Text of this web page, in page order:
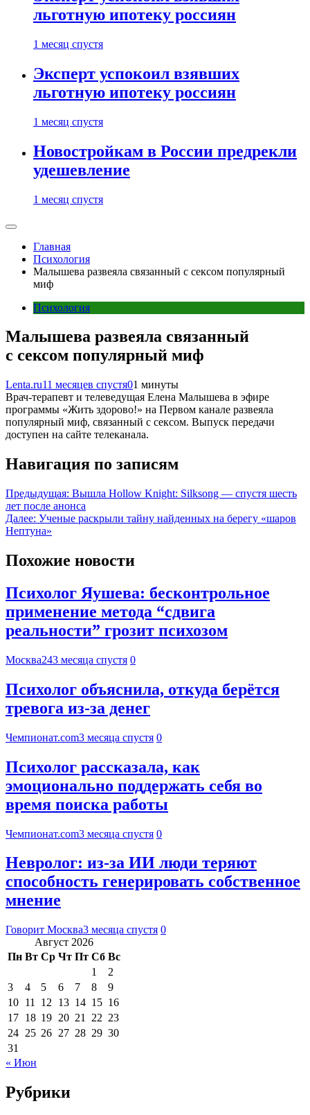
льготную ипотеку россиян
1 месяц спустя
Эксперт успокоил взявших
льготную ипотеку россиян
1 месяц спустя
Новостройкам в России предрекли
удешевление
1 месяц спустя
Главная
Психология
Малышева развеяла связанный с сексом популярный
миф
Психология
Малышева развеяла связанный
с сексом популярный миф
Lenta.ru11 месяцев спустя01 минуты
Врач-терапевт и телеведущая Елена Малышева в эфире
программы «Жить здорово!» на Первом канале развеяла
популярный миф, связанный с сексом. Выпуск передачи
доступен на сайте телеканала.
Навигация по записям
Предыдущая: Вышла Hollow Knight: Silksong — спустя шесть
лет после анонса
Далее: Ученые раскрыли тайну найденных на берегу «шаров
Нептуна»
Похожие новости
Психолог Яушева: бесконтрольное
применение метода “сдвига
реальности” грозит психозом
Москва243 месяца спустя 0
Психолог объяснила, откуда берётся
тревога из-за денег
Чемпионат.com3 месяца спустя 0
Психолог рассказала, как
эмоционально поддержать себя во
время поиска работы
Чемпионат.com3 месяца спустя 0
Невролог: из-за ИИ люди теряют
способность генерировать собственное
мнение
Говорит Москва3 месяца спустя 0
Август 2026
Пн Вт Ср Чт Пт Сб Вс
1
2
3
4 5 6 7 8
9
10 11 12 13 14 15 16
17 18 19 20 21 22 23
24 25 26 27 28 29 30
31
« Июн
Рубрики